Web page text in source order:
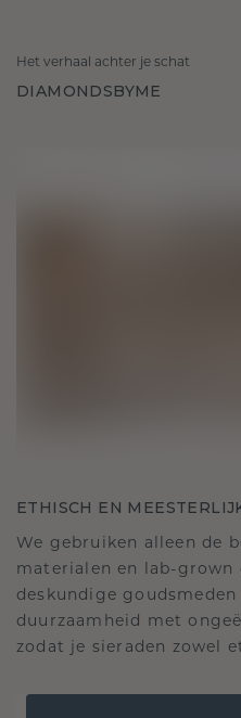
Het verhaal achter je schat
DIAMONDSBYME
ETHISCH EN
We gebruiken alleen de
materialen en lab-grown
deskundige
duurzaamheid met
zodat je sieraden zowel